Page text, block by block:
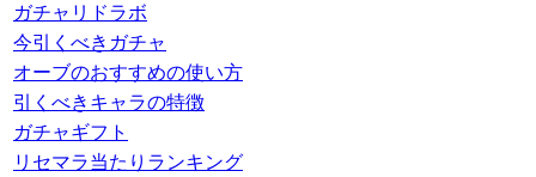
ガチャリドラボ
今引くべきガチャ
オーブのおすすめの使い方
引くべきキャラの特徴
ガチャギフト
リセマラ当たりランキング